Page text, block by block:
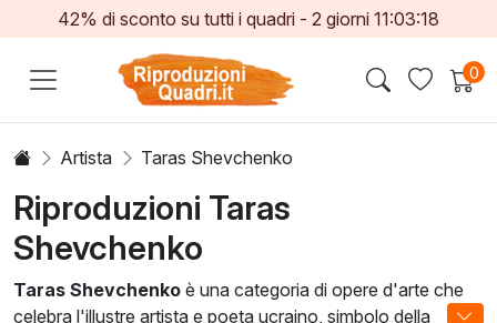
42% di sconto su tutti i quadri - 2 giorni 11:03:16
0
Artista Taras Shevchenko
Riproduzioni Taras
Shevchenko
Taras Shevchenko è una categoria di opere d'arte che
celebra l'illustre artista e poeta ucraino, simbolo della